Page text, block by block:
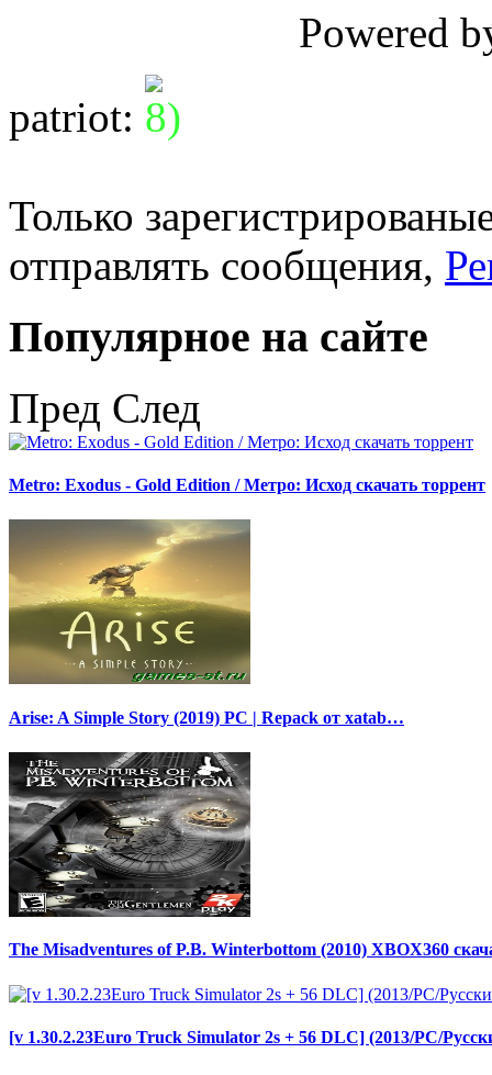
Powered
patriot:
Только
отправлять сообщения,
Популярное на сайте
Пред След
Metro: Exodus - Gold Edition / Метро: Исход скачать торрент
Arise: A Simple Story (2019) PC | Repack от xatab…
The Misadventures of P.B. Winterbottom (2010) XBOX360
[v 1.30.2.23Euro Truck Simulator 2s + 56 DLC] (2013/PC/